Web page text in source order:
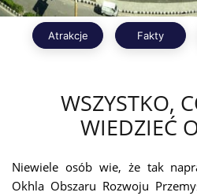
Atrakcje Fakty
WSZYSTKO,
WIEDZIEĆ
Niewiele osób wie, że tak
Okhla Obszaru Rozwoju